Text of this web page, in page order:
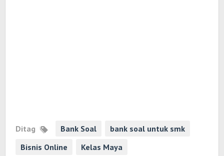
Ditag Bank Soal
bank soal untuk smk
Bisnis Online
Kelas Maya